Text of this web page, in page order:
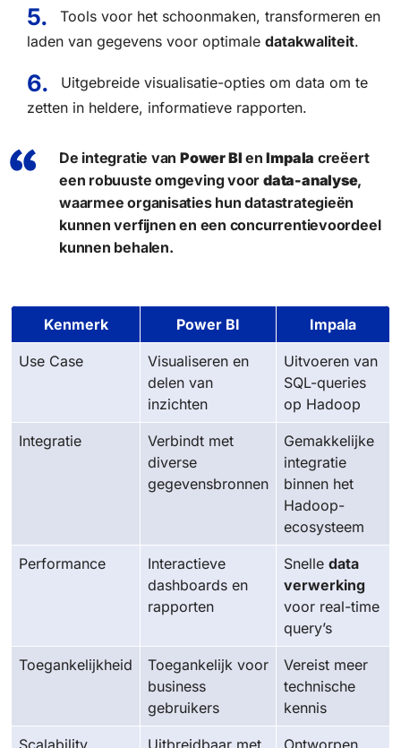
Tools voor het schoonmaken, transformeren en
laden van gegevens voor optimale datakwaliteit.
Uitgebreide visualisatie-opties om data om te
zetten in heldere, informatieve rapporten.
De integratie vanPower BI enImpala creëert
een robuuste omgeving voordata-analyse,
waarmee organisaties hun datastrategieën
kunnen verfijnen en een concurrentievoordeel
kunnen behalen.
Kenmerk Power BI Impala
Use Case
Visualiseren en
delen van
inzichten
Uitvoeren van
SQL-queries
op Hadoop
Integratie
Verbindt met
diverse
gegevensbronnen
Gemakkelijke
integratie
binnen het
Hadoop-
ecosysteem
Performance
Interactieve
dashboards en
rapporten
Snelle data
verwerking
voor real-time
query’s
Toegankelijkheid
Toegankelijk voor
business
gebruikers
Vereist meer
technische
kennis
Scalability Uitbreidbaar met Ontworpen